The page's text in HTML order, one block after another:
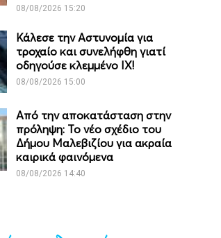
08/08/2026 15:20
Κάλεσε την Αστυνομία για
τροχαίο και συνελήφθη γιατί
οδηγούσε κλεμμένο ΙΧ!
08/08/2026 15:00
Από την αποκατάσταση στην
πρόληψη: Το νέο σχέδιο του
Δήμου Μαλεβιζίου για ακραία
καιρικά φαινόμενα
08/08/2026 14:40